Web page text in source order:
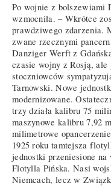
Po wojnie z bolszewiami
wzmocniła. – Wkrótce
prawdziwego zdarzenia.
zwane rzecznymi
Danziger Werft z
czasie wojny z Rosją, ale
stoczniowców
Tarnowski. Nowe
modernizowane.
trzy działa kalibru 75
maszynowe kalibru 7,92
milimetrowe
1925 roku tamtejsza
jednostki przeniesione na
Flotylla Pińska. Nasi
Niemcach, lecz w